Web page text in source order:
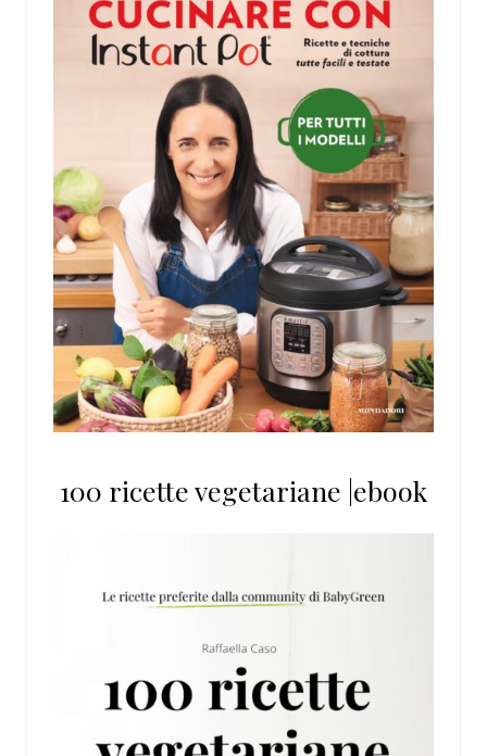
100 ricette vegetariane |ebook